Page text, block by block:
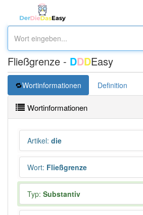
Fließgrenze - DDDEasy
Wortinformationen Definition
Wortinformationen
Artikel: die
Wort: Fließgrenze
Typ: Substantiv